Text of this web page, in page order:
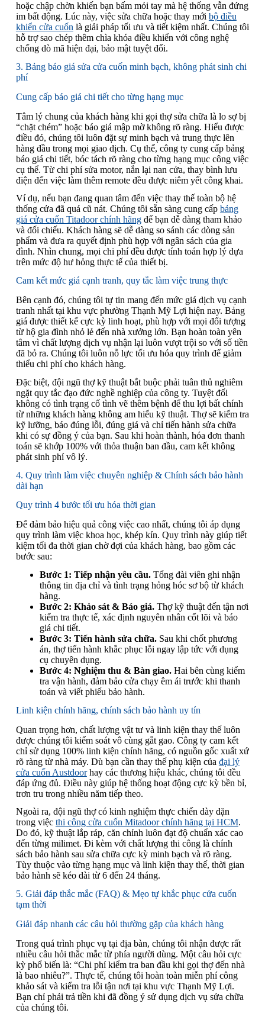
hoặc chập chờn khiến bạn bấm mỏi tay mà hệ thống vẫn đứng
im bất động. Lúc này, việc sửa chữa hoặc thay mới bộ điều
khiển cửa cuốn là giải pháp tối ưu và tiết kiệm nhất. Chúng tôi
hỗ trợ sao chép thêm chìa khóa điều khiển với công nghệ
chống dò mã hiện đại, bảo mật tuyệt đối.
3. Bảng báo giá sửa cửa cuốn minh bạch, không phát sinh chi
phí
Cung cấp báo giá chi tiết cho từng hạng mục
Tâm lý chung của khách hàng khi gọi thợ sửa chữa là lo sợ bị
“chặt chém” hoặc báo giá mập mờ không rõ ràng. Hiểu được
điều đó, chúng tôi luôn đặt sự minh bạch và trung thực lên
hàng đầu trong mọi giao dịch. Cụ thể, công ty cung cấp bảng
báo giá chi tiết, bóc tách rõ ràng cho từng hạng mục công việc
cụ thể. Từ chi phí sửa motor, nắn lại nan cửa, thay bình lưu
điện đến việc làm thêm remote đều được niêm yết công khai.
Ví dụ, nếu bạn đang quan tâm đến việc thay thế toàn bộ hệ
thống cửa đã quá cũ nát. Chúng tôi sẵn sàng cung cấp bảng
giá cửa cuốn Titadoor chính hãngđể bạn dễ dàng tham khảo
và đối chiếu. Khách hàng sẽ dễ dàng so sánh các dòng sản
phẩm và đưa ra quyết định phù hợp với ngân sách của gia
đình. Nhìn chung, mọi chi phí đều được tính toán hợp lý dựa
trên mức độ hư hỏng thực tế của thiết bị.
Cam kết mức giá cạnh tranh, quy tắc làm việc trung thực
Bên cạnh đó, chúng tôi tự tin mang đến mức giá dịch vụ cạnh
tranh nhất tại khu vực phường Thạnh Mỹ Lợi hiện nay. Bảng
giá được thiết kế cực kỳ linh hoạt, phù hợp với mọi đối tượng
từ hộ gia đình nhỏ lẻ đến nhà xưởng lớn. Bạn hoàn toàn yên
tâm vì chất lượng dịch vụ nhận lại luôn vượt trội so với số tiền
đã bỏ ra. Chúng tôi luôn nỗ lực tối ưu hóa quy trình để giảm
thiểu chi phí cho khách hàng.
Đặc biệt, đội ngũ thợ kỹ thuật bắt buộc phải tuân thủ nghiêm
ngặt quy tắc đạo đức nghề nghiệp của công ty. Tuyệt đối
không có tình trạng cố tình vẽ thêm bệnh để thu lợi bất chính
từ những khách hàng không am hiểu kỹ thuật. Thợ sẽ kiểm tra
kỹ lưỡng, báo đúng lỗi, đúng giá và chỉ tiến hành sửa chữa
khi có sự đồng ý của bạn. Sau khi hoàn thành, hóa đơn thanh
toán sẽ khớp 100% với thỏa thuận ban đầu, cam kết không
phát sinh phí vô lý.
4. Quy trình làm việc chuyên nghiệp & Chính sách bảo hành
dài hạn
Quy trình 4 bước tối ưu hóa thời gian
Để đảm bảo hiệu quả công việc cao nhất, chúng tôi áp dụng
quy trình làm việc khoa học, khép kín. Quy trình này giúp tiết
kiệm tối đa thời gian chờ đợi của khách hàng, bao gồm các
bước sau:
Bước 1: Tiếp nhận yêu cầu.Tổng đài viên ghi nhận
thông tin địa chỉ và tình trạng hỏng hóc sơ bộ từ khách
hàng.
Bước 2: Khảo sát & Báo giá.Thợ kỹ thuật đến tận nơi
kiểm tra thực tế, xác định nguyên nhân cốt lõi và báo
giá chi tiết.
Bước 3: Tiến hành sửa chữa.Sau khi chốt phương
án, thợ tiến hành khắc phục lỗi ngay lập tức với dụng
cụ chuyên dụng.
Bước 4: Nghiệm thu & Bàn giao.Hai bên cùng kiểm
tra vận hành, đảm bảo cửa chạy êm ái trước khi thanh
toán và viết phiếu bảo hành.
Linh kiện chính hãng, chính sách bảo hành uy tín
Quan trọng hơn, chất lượng vật tư và linh kiện thay thế luôn
được chúng tôi kiểm soát vô cùng gắt gao. Công ty cam kết
chỉ sử dụng 100% linh kiện chính hãng, có nguồn gốc xuất xứ
rõ ràng từ nhà máy. Dù bạn cần thay thế phụ kiện của đại lý
cửa cuốn Austdoorhay các thương hiệu khác, chúng tôi đều
đáp ứng đủ. Điều này giúp hệ thống hoạt động cực kỳ bền bỉ,
trơn tru trong nhiều năm tiếp theo.
Ngoài ra, đội ngũ thợ có kinh nghiệm thực chiến dày dặn
trong việc thi công cửa cuốn Mitadoor chính hãng tại HCM.
Do đó, kỹ thuật lắp ráp, căn chỉnh luôn đạt độ chuẩn xác cao
đến từng milimet. Đi kèm với chất lượng thi công là chính
sách bảo hành sau sửa chữa cực kỳ minh bạch và rõ ràng.
Tùy thuộc vào từng hạng mục và linh kiện thay thế, thời gian
bảo hành sẽ kéo dài từ 6 đến 24 tháng.
5. Giải đáp thắc mắc (FAQ) & Mẹo tự khắc phục cửa cuốn
tạm thời
Giải đáp nhanh các câu hỏi thường gặp của khách hàng
Trong quá trình phục vụ tại địa bàn, chúng tôi nhận được rất
nhiều câu hỏi thắc mắc từ phía người dùng. Một câu hỏi cực
kỳ phổ biến là: “Chi phí kiểm tra ban đầu khi gọi thợ đến nhà
là bao nhiêu?”. Thực tế, chúng tôi hoàn toàn miễn phí công
khảo sát và kiểm tra lỗi tận nơi tại khu vực Thạnh Mỹ Lợi.
Bạn chỉ phải trả tiền khi đã đồng ý sử dụng dịch vụ sửa chữa
của chúng tôi.